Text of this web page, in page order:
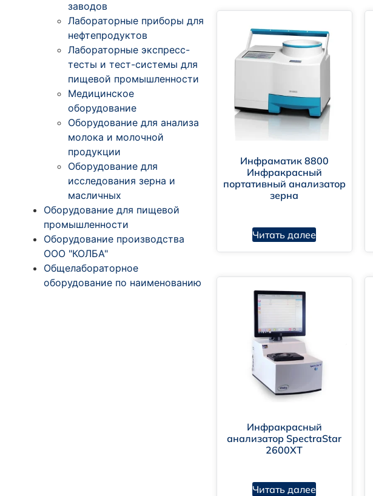
заводов
Лабораторные приборы для
нефтепродуктов
Лабораторные экспресс-
тесты и тест-системы для
пищевой промышленности
Медицинское
оборудование
Оборудование для анализа
молока и молочной
продукции
Оборудование для
исследования зерна и
масличных
Оборудование для пищевой
промышленности
Оборудование производства
ООО "КОЛБА"
Общелабораторное
оборудование по наименованию
Инфраматик 8800
Инфракрасный
портативный анализатор
зерна
Читать далее
Инфракрасный
анализатор SpectraStar
2600XT
Читать далее